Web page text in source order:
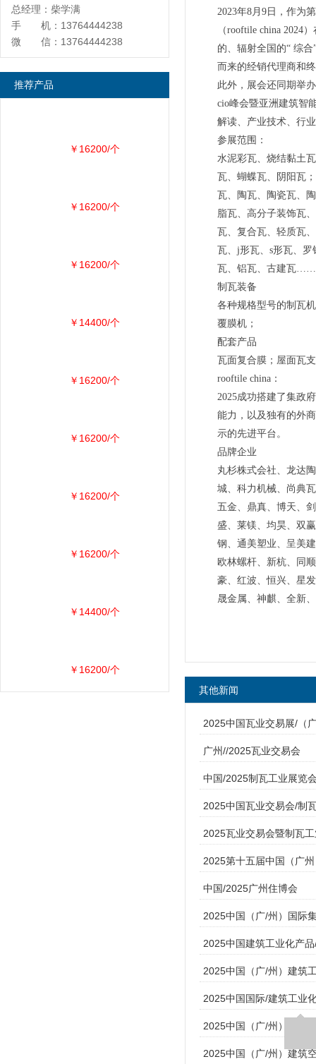
2023年8月9日，作为
（rooftile china 2024
的、辐射全国的“ 综
而来的经销代理商和
此外，展会还同期举
cio峰会暨亚洲建筑智
解读、产业技术、行
参展范围：
水泥彩瓦、烧结黏土
瓦、蝴蝶瓦、阴阳瓦
瓦、陶瓦、陶瓷瓦、
脂瓦、高分子装饰瓦
瓦、复合瓦、轻质瓦
瓦、j形瓦、s形瓦、
瓦、铝瓦、古建瓦……
制瓦装备
各种规格型号的制瓦
覆膜机；
配套产品
瓦面复合膜；屋面瓦
rooftile china：
2025成功搭建了集政
能力，以及独有的外
示的先进平台。
品牌企业
丸杉株式会社、龙达
城、科力机械、尚典
五金、鼎真、博天、
盛、莱镁、均昊、双
钢、通美塑业、呈美
欧林螺杆、新杭、同
豪、红波、恒兴、星
晟金属、神麒、全新
其他新闻
2025中国瓦业交易展/（
广州//2025瓦业交易会
中国/2025制瓦工业展览
2025中国瓦业交易会/制
2025瓦业交易会暨制瓦
2025第十五届中国（广
中国/2025广州住博会
2025中国（广/州）国际
2025中国建筑工业化产
2025中国（广/州）建筑
2025中国国际/建筑工业
2025中国（广/州）国际
2025中国（广/州）建筑
总经理：柴学满
手 机：13764444238
微 信：13764444238
推荐产品
￥16200/个
￥16200/个
￥16200/个
￥14400/个
￥16200/个
￥16200/个
￥16200/个
￥16200/个
￥14400/个
￥16200/个